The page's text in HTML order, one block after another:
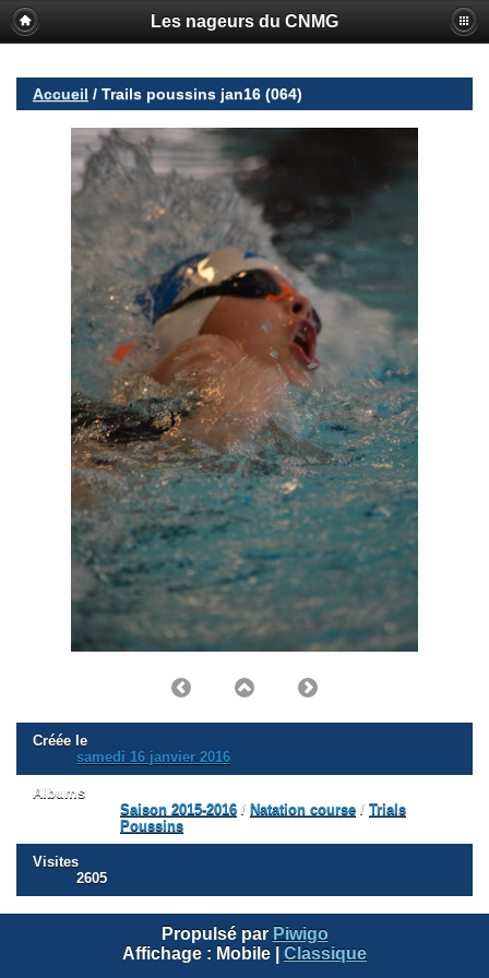
Les nageurs du CNMG
Accueil / Trails poussins jan16 (064)
Créée le
samedi 16 janvier 2016
Albums
Saison 2015-2016 / Natation course / Trials
Poussins
Visites
2605
Propulsé par Piwigo
Affichage : Mobile Classique